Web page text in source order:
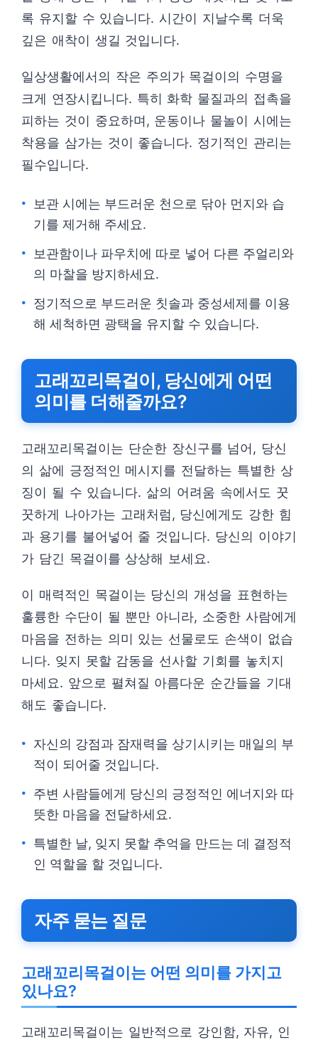
록 유지할 수 있습니다. 시간이 지날수록 더욱
깊은 애착이 생길 것입니다.
일상생활에서의 작은 주의가 목걸이의 수명을
크게 연장시킵니다. 특히 화학 물질과의 접촉을
피하는 것이 중요하며, 운동이나 물놀이 시에는
착용을 삼가는 것이 좋습니다. 정기적인 관리는
필수입니다.
보관 시에는 부드러운 천으로 닦아 먼지와 습
기를 제거해 주세요.
보관함이나 파우치에 따로 넣어 다른 주얼리와
의 마찰을 방지하세요.
정기적으로 부드러운 칫솔과 중성세제를 이용
해 세척하면 광택을 유지할 수 있습니다.
고래꼬리목걸이, 당신에게 어떤
의미를 더해줄까요?
고래꼬리목걸이는 단순한 장신구를 넘어, 당신
의 삶에 긍정적인 메시지를 전달하는 특별한 상
징이 될 수 있습니다. 삶의 어려움 속에서도 꿋
꿋하게 나아가는 고래처럼, 당신에게도 강한 힘
과 용기를 불어넣어 줄 것입니다. 당신의 이야기
가 담긴 목걸이를 상상해 보세요.
이 매력적인 목걸이는 당신의 개성을 표현하는
훌륭한 수단이 될 뿐만 아니라, 소중한 사람에게
마음을 전하는 의미 있는 선물로도 손색이 없습
니다. 잊지 못할 감동을 선사할 기회를 놓치지
마세요. 앞으로 펼쳐질 아름다운 순간들을 기대
해도 좋습니다.
자신의 강점과 잠재력을 상기시키는 매일의 부
적이 되어줄 것입니다.
주변 사람들에게 당신의 긍정적인 에너지와 따
뜻한 마음을 전달하세요.
특별한 날, 잊지 못할 추억을 만드는 데 결정적
인 역할을 할 것입니다.
자주 묻는 질문
고래꼬리목걸이는 어떤 의미를 가지고
있나요?
고래꼬리목걸이는 일반적으로 강인함, 자유, 인